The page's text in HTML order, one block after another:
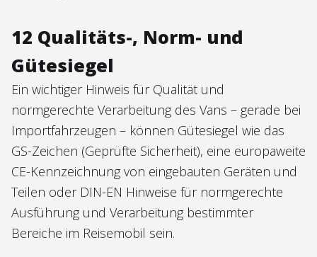
12 Qualitäts-, Norm- und
Gütesiegel
Ein wichtiger Hinweis für Qualität und
normgerechte Verarbeitung des Vans – gerade bei
Importfahrzeugen – können Gütesiegel wie das
GS-Zeichen (Geprüfte Sicherheit), eine europaweite
CE-Kennzeichnung von eingebauten Geräten und
Teilen oder DIN-EN Hinweise für normgerechte
Ausführung und Verarbeitung bestimmter
Bereiche im Reisemobil sein.